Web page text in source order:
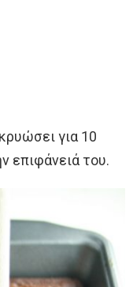
για 10
επιφάνειά του.